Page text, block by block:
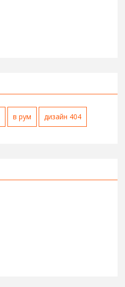
в рум дизайн 404